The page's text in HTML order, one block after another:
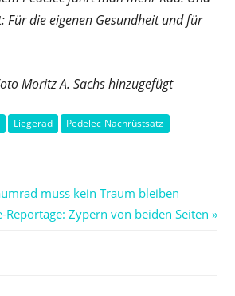
die eigenen Gesundheit und für
Moritz A. Sachs hinzugefügt
Liegerad
Pedelec-Nachrüstsatz
muss kein Traum bleiben
Reportage: Zypern von beiden Seiten